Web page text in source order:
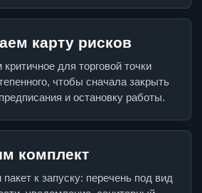
карту рисков
для торговой точки
чтобы сначала закрыть
и остановку работы.
комплект
к запуску: перечень под вид